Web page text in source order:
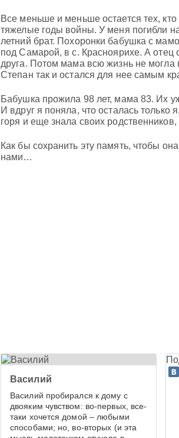
Все меньше и меньше остается тех,
тяжелые годы войны. У меня погибли
летний брат. Похоронки бабушка с
под Самарой, в с. Красноярихе. А отец
друга. Потом мама всю жизнь не могла
Степан так и остался для нее самым
Бабушка прожила 98 лет, мама 83. Их
И вдруг я поняла, что осталась
горя и еще знала своих
Как бы сохранить эту память, чтобы
нами…
Василий
Василий пробирался к дому с
двояким чувством: во-первых, все-
таки хочется домой – любыми
способами; но, во-вторых (и эта